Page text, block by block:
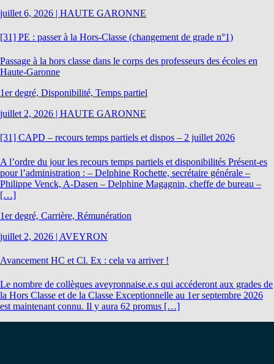
juillet 6, 2026 | HAUTE GARONNE
[31] PE : passer à la Hors-Classe (changement de grade n°1)
Passage à la hors classe dans le corps des professeurs des écoles en
Haute-Garonne
1er degré, Disponibilité, Temps partiel
juillet 2, 2026 | HAUTE GARONNE
[31] CAPD – recours temps partiels et dispos – 2 juillet 2026
A l’ordre du jour les recours temps partiels et disponibilités Présent-es
pour l’administration : – Delphine Rochette, secrétaire générale –
Philippe Venck, A-Dasen – Delphine Magagnin, cheffe de bureau –
[…]
1er degré, Carrière, Rémunération
juillet 2, 2026 | AVEYRON
Avancement HC et Cl. Ex : cela va arriver !
Le nombre de collègues aveyronnaise.e.s qui accéderont aux grades de
la Hors Classe et de la Classe Exceptionnelle au 1er septembre 2026
est maintenant connu. Il y aura 62 promus […]